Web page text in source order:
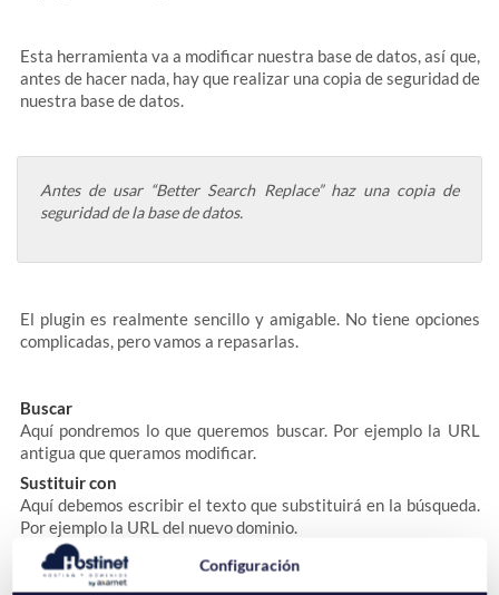
Esta herramienta va a modificar nuestra base de datos, así que,
antes de hacer nada, hay que realizar una copia de seguridad de
nuestra base de datos.
Antes de usar “Better Search Replace” haz una copia de
seguridad de la base de datos.
El plugin es realmente sencillo y amigable. No tiene opciones
complicadas, pero vamos a repasarlas.
Buscar
Aquí pondremos lo que queremos buscar. Por ejemplo la URL
antigua que queramos modificar.
Sustituir con
Aquí debemos escribir el texto que substituirá en la búsqueda.
Por ejemplo la URL del nuevo dominio.
Seleccionar tablas
Desde aquí podemos seleccionar las tablas de la base de datos
Configuración